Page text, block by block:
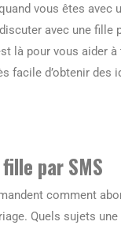
vous êtes
avec une fille
là pour vous aider
facile d’obtenir des
par SMS
comment
Quels sujets